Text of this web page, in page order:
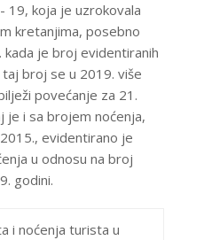
19, koja je uzrokovala
kretanjima, posebno
je broj evidentiranih
broj se u 2019. više
povećanje za 21.
je i sa brojem noćenja,
evidentirano je
u odnosu na broj
godini.
i noćenja turista u